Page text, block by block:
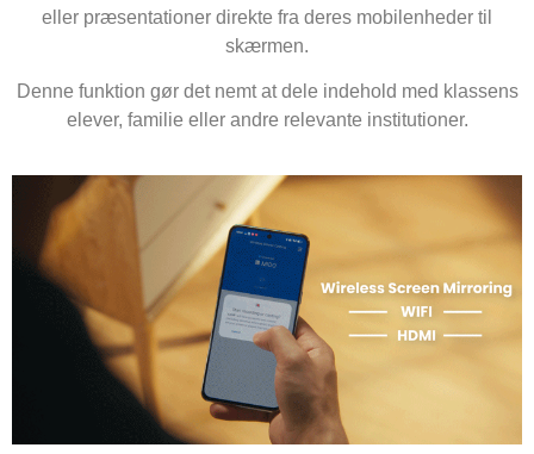
eller præsentationer direkte fra deres mobilenheder til
skærmen.
Denne funktion gør det nemt at dele indehold med klassens
elever, familie eller andre relevante institutioner.